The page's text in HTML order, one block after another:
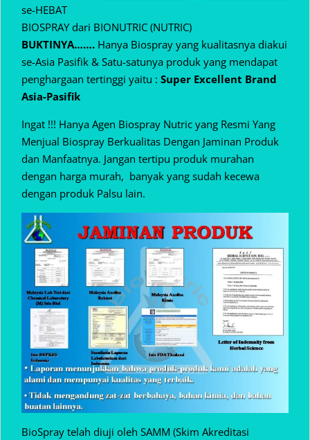
se-HEBAT
BIOSPRAY dari BIONUTRIC (NUTRIC)
BUKTINYA……. Hanya Biospray yang kualitasnya diakui
se-Asia Pasifik & Satu-satunya produk yang mendapat
penghargaan tertinggi yaitu : Super Excellent Brand
Asia-Pasifik
Ingat !!! Hanya Agen Biospray Nutric yang Resmi Yang
Menjual Biospray Berkualitas Dengan Jaminan Produk
dan Manfaatnya. Jangan tertipu produk murahan
dengan harga murah, banyak yang sudah kecewa
dengan produk Palsu lain.
BioSpray telah diuji oleh SAMM (Skim Akreditasi